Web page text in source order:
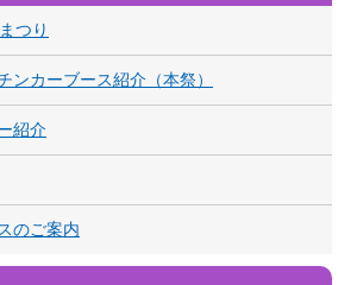
つり
ンカーブース紹介（本祭）
紹介
のご案内